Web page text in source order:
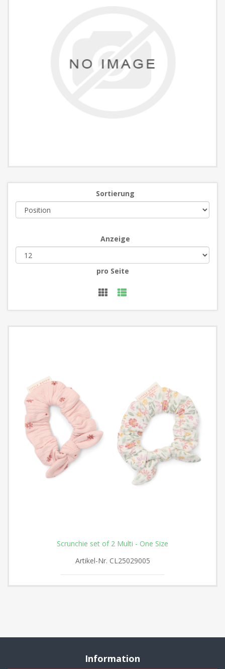
Sortierung
Anzeige
pro Seite
Scrunchie set of 2 Multi - One Size
Artikel-Nr. CL25029005
Information